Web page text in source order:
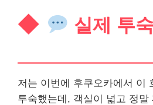
실제 투
저는 이번에 후쿠오카에서 이
투숙했는데, 객실이 넓고 정말